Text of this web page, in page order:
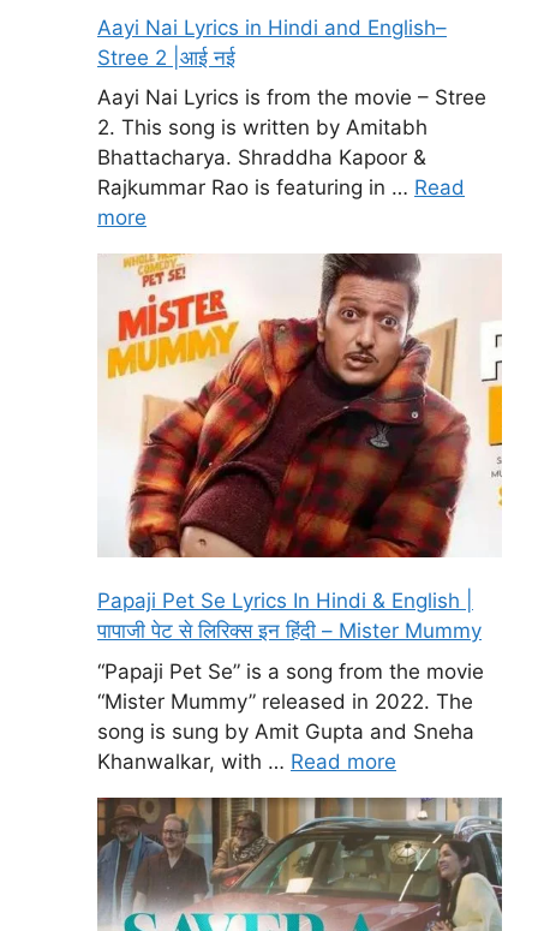
Aayi Nai Lyrics in Hindi and English–
Stree 2 |आई नई
Aayi Nai Lyrics is from the movie – Stree
2. This song is written by Amitabh
Bhattacharya. Shraddha Kapoor &
Rajkummar Rao is featuring in … Read
more
Papaji Pet Se Lyrics In Hindi & English |
पापाजी पेट से लिरिक्स इन हिंदी – Mister Mummy
“Papaji Pet Se” is a song from the movie
“Mister Mummy” released in 2022. The
song is sung by Amit Gupta and Sneha
Khanwalkar, with … Read more